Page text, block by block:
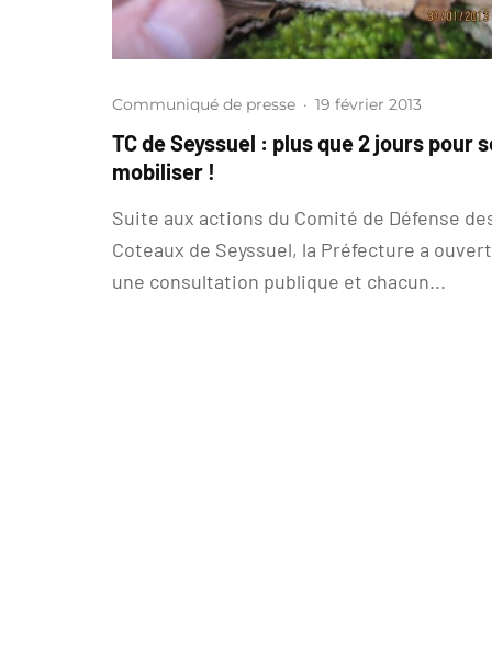
Communiqué de presse · 19 février 2013
TC de Seyssuel : plus que 2 jours pour
mobiliser !
Suite aux actions du Comité de Défense
Coteaux de Seyssuel, la Préfecture a ouvert
une consultation publique et chacun...